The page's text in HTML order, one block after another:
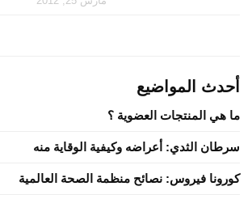
أحدث المواضيع
ما هي المنتجات العضوية ؟
سرطان الثدي: أعراضه وكيفية الوقاية منه
كورونا فيروس: نصائح منظمة الصحة العالمية